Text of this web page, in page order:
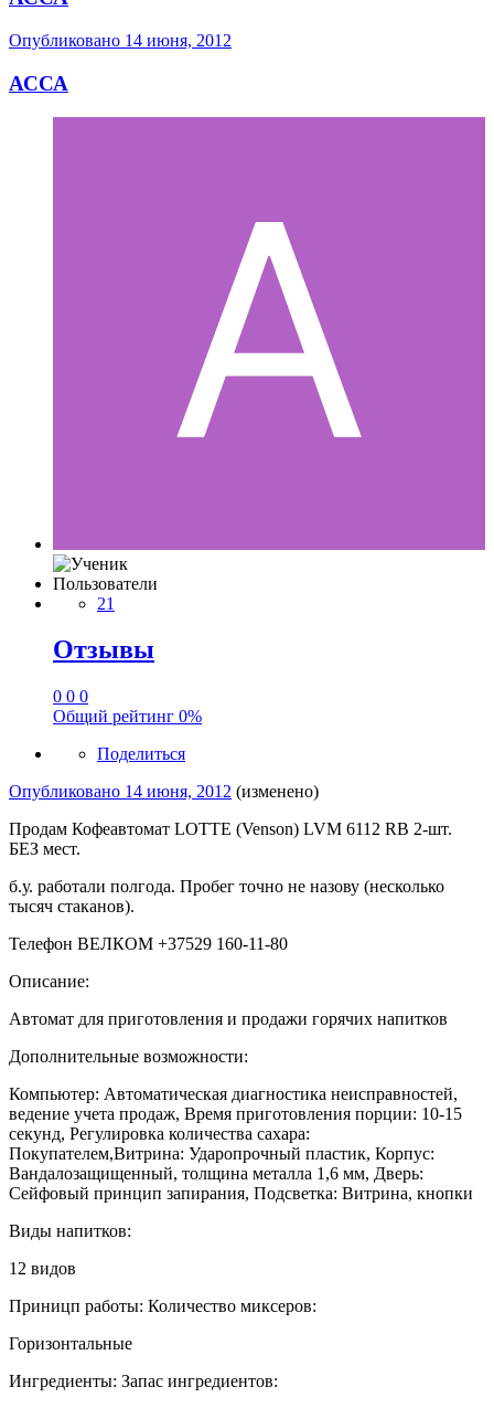
Опубликовано 14 июня, 2012
АССА
Пользователи
21
Отзывы
0 0 0
Общий рейтинг 0%
Поделиться
Опубликовано 14 июня, 2012 (изменено)
Продам Кофеавтомат LOTTE (Venson) LVM 6112 RB 2-шт.
БЕЗ мест.
б.у. работали полгода. Пробег точно не назову (несколько
тысяч стаканов).
Телефон ВЕЛКОМ +37529 160-11-80
Описание:
Автомат для приготовления и продажи горячих напитков
Дополнительные возможности:
Компьютер: Автоматическая диагностика неисправностей,
ведение учета продаж, Время приготовления порции: 10-15
секунд, Регулировка количества сахара:
Покупателем,Витрина: Ударопрочный пластик, Корпус:
Вандалозащищенный, толщина металла 1,6 мм, Дверь:
Сейфовый принцип запирания, Подсветка: Витрина, кнопки
Виды напитков:
12 видов
Приницп работы: Количество миксеров:
Горизонтальные
Ингредиенты: Запас ингредиентов: